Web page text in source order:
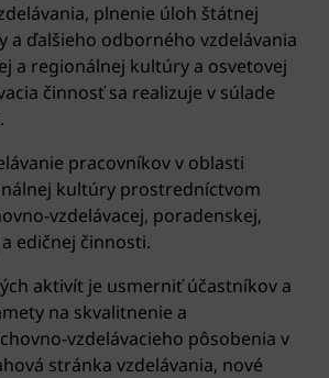
plnenie úloh štátnej
a ďalšieho odborného vzdelávania
a regionálnej kultúry a osvetovej
činnosť sa realizuje v súlade
pracovníkov v oblasti
kultúry prostredníctvom
vzdelávacej, poradenskej,
edičnej činnosti.
aktivít je usmerniť účastníkov a
na skvalitnenie a
vzdelávacieho pôsobenia v
stránka vzdelávania, nové